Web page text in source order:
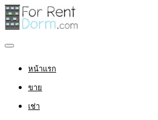
หน้าแรก
ขาย
เช่า